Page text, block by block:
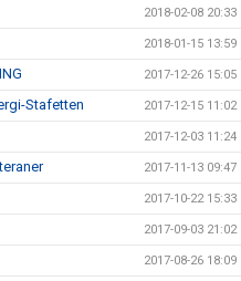
2018-02-08 20:33
2018-01-15 13:59
2017-12-26 15:05
Stafetten 2017-12-15 11:02
2017-12-03 11:24
2017-11-13 09:47
2017-10-22 15:33
2017-09-03 21:02
2017-08-26 18:09